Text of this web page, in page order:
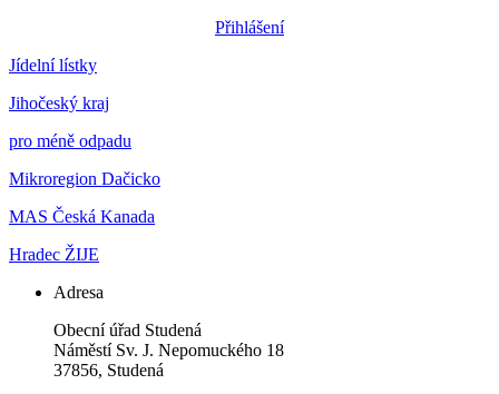
Přihlášení
Jídelní lístky
Jihočeský kraj
pro méně odpadu
Mikroregion Dačicko
MAS Česká Kanada
Hradec ŽIJE
Adresa
Obecní úřad Studená
Náměstí Sv. J. Nepomuckého 18
37856, Studená